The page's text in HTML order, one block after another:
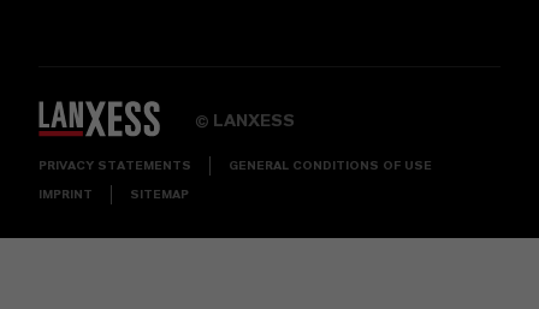
© LANXESS
PRIVACY STATEMENTS GENERAL CONDITIONS OF USE
IMPRINT SITEMAP